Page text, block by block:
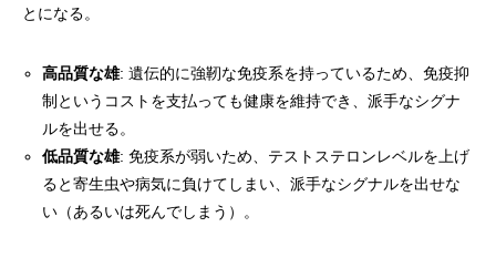
とになる。
高品質な雄: 遺伝的に強靭な免疫系を持っているため、免疫抑
制というコストを支払っても健康を維持でき、派手なシグナ
ルを出せる。
低品質な雄: 免疫系が弱いため、テストステロンレベルを上げ
ると寄生虫や病気に負けてしまい、派手なシグナルを出せな
い（あるいは死んでしまう）。